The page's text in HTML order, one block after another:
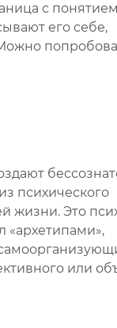
с понятием
его себе,
психического
жизни. Это
«архетипами»,
или